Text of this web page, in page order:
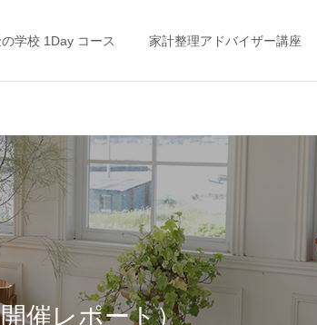
学校 1Day コース 家計整理アドバイザー講座
整え方
不安”から抜け出す
をやめる
子どもとお金（教育
費・金銭教育）
大学入学前に１００万
円！？忘れがちな○○○費用
催レポート）